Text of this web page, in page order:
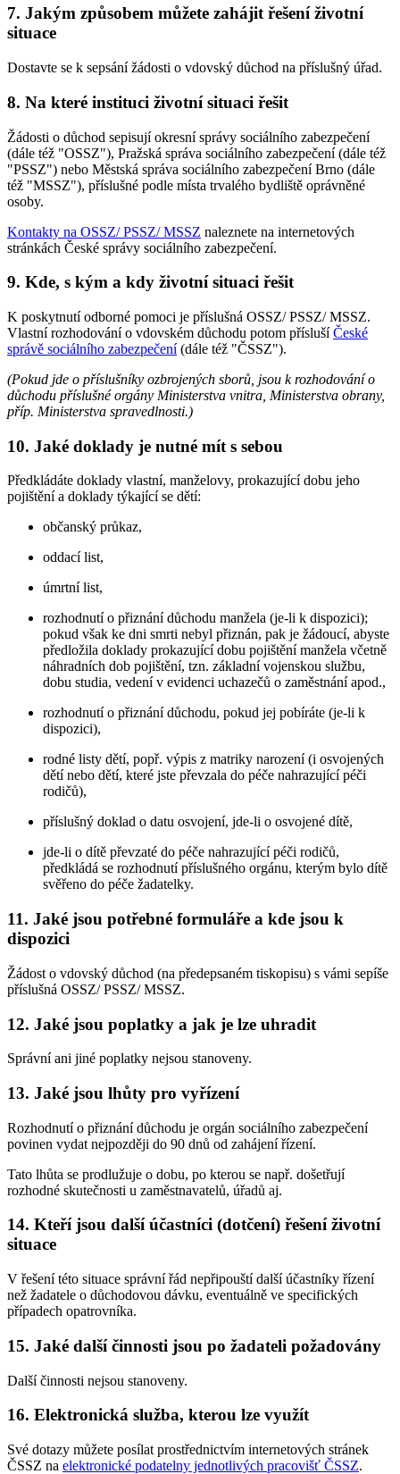
7. Jakým způsobem můžete zahájit řešení životní
situace
Dostavte se k sepsání žádosti o vdovský důchod na příslušný úřad.
8. Na které instituci životní situaci řešit
Žádosti o důchod sepisují okresní správy sociálního zabezpečení
(dále též "OSSZ"), Pražská správa sociálního zabezpečení (dále též
"PSSZ") nebo Městská správa sociálního zabezpečení Brno (dále
též "MSSZ"), příslušné podle místa trvalého bydliště oprávněné
osoby.
Kontakty na OSSZ/ PSSZ/ MSSZ naleznete na internetových
stránkách České správy sociálního zabezpečení.
9. Kde, s kým a kdy životní situaci řešit
K poskytnutí odborné pomoci je příslušná OSSZ/ PSSZ/ MSSZ.
Vlastní rozhodování o vdovském důchodu potom příslušíČeské
správě sociálního zabezpečení(dále též "ČSSZ").
(Pokud jde o příslušníky ozbrojených sborů, jsou k rozhodování o
důchodu příslušné orgány Ministerstva vnitra, Ministerstva obrany,
příp. Ministerstva spravedlnosti.)
10. Jaké doklady je nutné mít s sebou
Předkládáte doklady vlastní, manželovy, prokazující dobu jeho
pojištění a doklady týkající se dětí:
občanský průkaz,
oddací list,
úmrtní list,
rozhodnutí o přiznání důchodu manžela (je-li k dispozici);
pokud však ke dni smrti nebyl přiznán, pak je žádoucí, abyste
předložila doklady prokazující dobu pojištění manžela včetně
náhradních dob pojištění, tzn. základní vojenskou službu,
dobu studia, vedení v evidenci uchazečů o zaměstnání apod.,
rozhodnutí o přiznání důchodu, pokud jej pobíráte (je-li k
dispozici),
rodné listy dětí, popř. výpis z matriky narození (i osvojených
dětí nebo dětí, které jste převzala do péče nahrazující péči
rodičů),
příslušný doklad o datu osvojení, jde-li o osvojené dítě,
jde-li o dítě převzaté do péče nahrazující péči rodičů,
předkládá se rozhodnutí příslušného orgánu, kterým bylo dítě
svěřeno do péče žadatelky.
11. Jaké jsou potřebné formuláře a kde jsou k
dispozici
Žádost o vdovský důchod (na předepsaném tiskopisu) s vámi sepíše
příslušná OSSZ/ PSSZ/ MSSZ.
12. Jaké jsou poplatky a jak je lze uhradit
Správní ani jiné poplatky nejsou stanoveny.
13. Jaké jsou lhůty pro vyřízení
Rozhodnutí o přiznání důchodu je orgán sociálního zabezpečení
povinen vydat nejpozději do 90 dnů od zahájení řízení.
Tato lhůta se prodlužuje o dobu, po kterou se např. došetřují
rozhodné skutečnosti u zaměstnavatelů, úřadů aj.
14. Kteří jsou další účastníci (dotčení) řešení životní
situace
V řešení této situace správní řád nepřipouští další účastníky řízení
než žadatele o důchodovou dávku, eventuálně ve specifických
případech opatrovníka.
15. Jaké další činnosti jsou po žadateli požadovány
Další činnosti nejsou stanoveny.
16. Elektronická služba, kterou lze využít
Své dotazy můžete posílat prostřednictvím internetových stránek
ČSSZ na elektronické podatelny jednotlivých pracovišť ČSSZ.